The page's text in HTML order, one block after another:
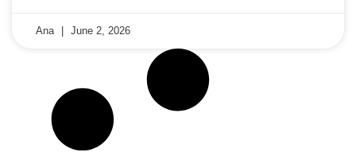
Ana June 2, 2026